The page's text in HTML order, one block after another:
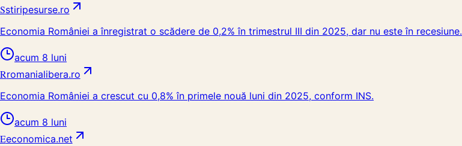
Sstiripesurse.ro
Economia României a înregistrat o scădere de 0,2% în trimestrul III din 2025, dar nu este în recesiune.
acum 8 luni
Rromanialibera.ro
Economia României a crescut cu 0,8% în primele nouă luni din 2025, conform INS.
acum 8 luni
Eeconomica.net